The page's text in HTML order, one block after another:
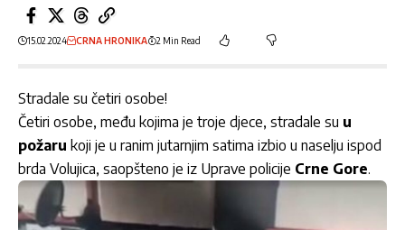
15.02.2024 CRNA HRONIKA 2 Min Read
Stradale su četiri osobe!
Četiri osobe, među kojima je troje djece, stradale su u
požaru koji je u ranim jutarnjim satima izbio u naselju ispod
brda Volujica, saopšteno je iz Uprave policije Crne Gore.